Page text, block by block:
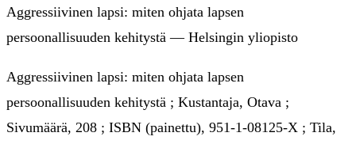
Aggressiivinen lapsi: miten ohjata lapsen
persoonallisuuden kehitystä — Helsingin yliopisto
Aggressiivinen lapsi: miten ohjata lapsen
persoonallisuuden kehitystä ; Kustantaja, Otava ;
Sivumäärä, 208 ; ISBN (painettu), 951-1-08125-X ; Tila,